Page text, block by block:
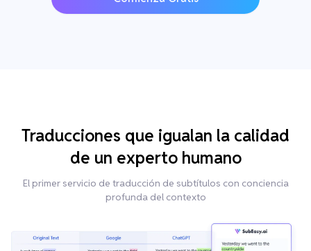
Traducciones que igualan la calidad
de un experto humano
El primer servicio de traducción de subtítulos con conciencia
profunda del contexto